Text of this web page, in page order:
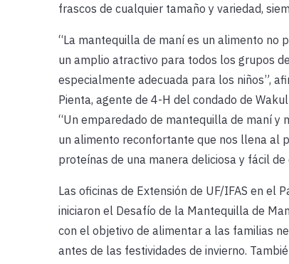
frascos de cualquier tamaño y variedad,
“La mantequilla de maní es un alimento no
un amplio atractivo para todos los grupos
especialmente adecuada para los niños”,
Pienta, agente de 4-H del condado de
“Un emparedado de mantequilla de maní y
un alimento reconfortante que nos llena al
proteínas de una manera deliciosa y fácil de
Las oficinas de Extensión de UF/IFAS en el
iniciaron el Desafío de la Mantequilla de
con el objetivo de alimentar a las familias
antes de las festividades de invierno.